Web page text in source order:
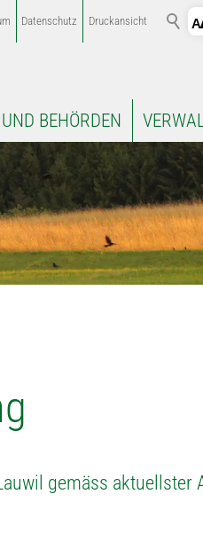
Datenschutz Druckansicht
BEHÖRDEN
gemäss